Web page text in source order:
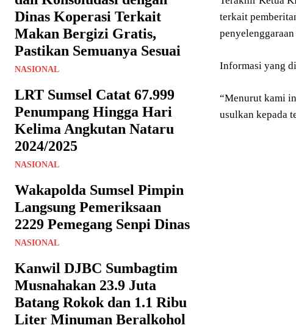
Dinas Koperasi Terkait
Makan Bergizi Gratis,
Pastikan Semuanya Sesuai
NASIONAL
LRT Sumsel Catat 67.999
Penumpang Hingga Hari
Kelima Angkutan Nataru
2024/2025
NASIONAL
Wakapolda Sumsel Pimpin
Langsung Pemeriksaan
2229 Pemegang Senpi Dinas
NASIONAL
Kanwil DJBC Sumbagtim
Musnahakan 23.9 Juta
Batang Rokok dan 1.1 Ribu
Liter Minuman Beralkohol
terkait
Informasi yang
“Menurut kami
usulkan kepada